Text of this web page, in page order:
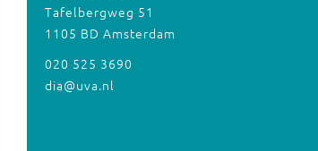
Tafelbergweg 51
1105 BD Amsterdam
020 525 3690
dia@uva.nl